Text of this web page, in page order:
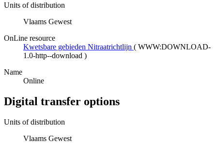
Units of distribution
Vlaams Gewest
OnLine resource
Kwetsbare gebieden Nitraatrichtlijn ( WWW:DOWNLOAD-
1.0-http--download )
Name
Online
Digital transfer options
Units of distribution
Vlaams Gewest